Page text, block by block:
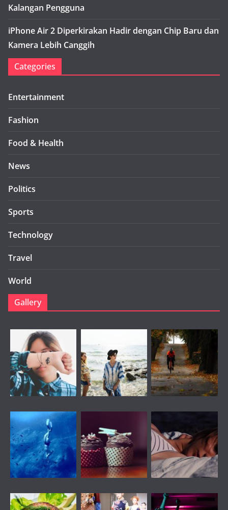
Kalangan Pengguna
iPhone Air 2 Diperkirakan Hadir dengan Chip Baru dan
Kamera Lebih Canggih
Categories
Entertainment
Fashion
Food & Health
News
Politics
Sports
Technology
Travel
World
Gallery